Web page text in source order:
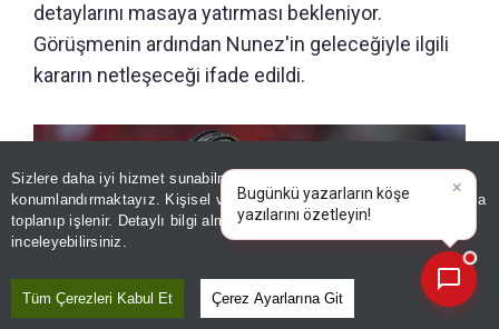
Sizlere daha iyi hizmet sunabilmek adına sitemizde
konumlandırmaktayız. Kişisel verileriniz, KVKK ve GDPR kapsamında
toplanıp işlenir. Detaylı bilgi almak içinAydınlatma Metnimizi
inceleyebilirsiniz.
Tüm Çerezleri Kabul Et Çerez Ayarlarına Git
detaylarını masaya yatırması bekleniyor.
Görüşmenin ardından Nunez'in geleceğiyle ilgili
kararın netleşeceği ifade edildi.
×
Bugünkü yazarların köşe
yazılarını özetleyin!